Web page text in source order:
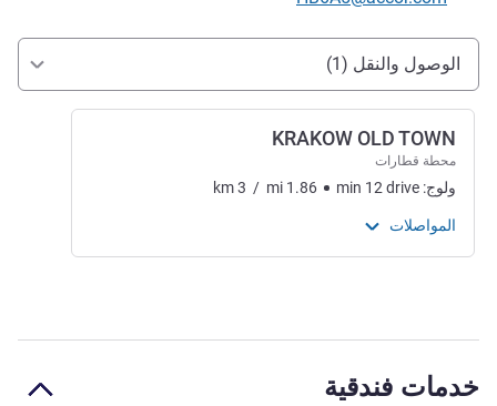
الوصول والتنقل
الوصول والنقل (1)
KRAKOW OLD TOWN
محطة قطارات
ولوج: km3 / mi 1.86 min 12 drive
المواصلات
خدمات فندقية